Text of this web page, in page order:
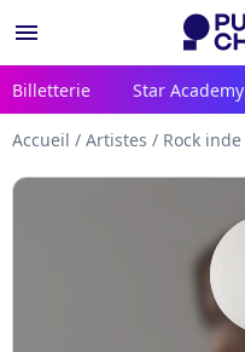
menu
Billetterie Star Academy
Accueil / Artistes / Rock inde